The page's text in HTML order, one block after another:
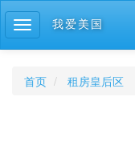
Toggle
navigation
我爱美国
首页 租房皇后区